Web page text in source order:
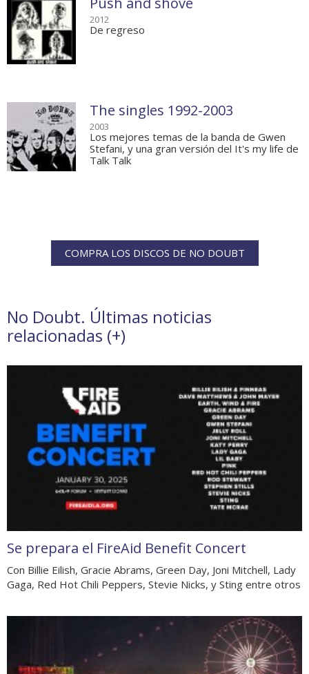
2012
De regreso
The singles 1992-2003
2003
Los mejores temas de la banda de Gwen
Stefani, y una gran versión del It's my life de
Talk Talk
COMPRA LOS DISCOS DE NO DOUBT
No Doubt. Últimas noticias
relacionadas (+)
Se prepara el FireAid Benefit Concert
Con Billie Eilish, Gracie Abrams, Green Day, Joni Mitchell, Lady
Gaga, Red Hot Chili Peppers, Stevie Nicks, y Sting entre otros